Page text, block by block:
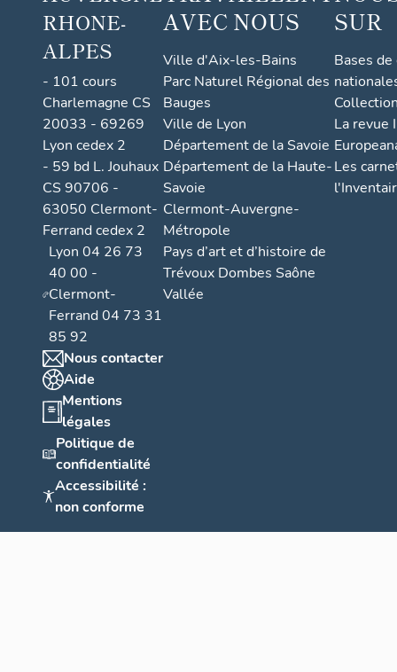
RHONE-
ALPES
- 101 cours
Charlemagne CS
20033 - 69269
Lyon cedex 2
- 59 bd L. Jouhaux
CS 90706 -
63050 Clermont-
Ferrand cedex 2
Lyon 04 26 73
40 00 -
Clermont-
Ferrand 04 73 31
85 92
Nous contacter
Aide
Mentions
légales
Politique de
confidentialité
Accessibilité :
non conforme
AVEC NOUS
Ville d'Aix-les-Bains
Parc Naturel Régional des
Bauges
Ville de Lyon
Département de la Savoie
Département de la Haute-
Savoie
Clermont-Auvergne-
Métropole
Pays d’art et d’histoire de
Trévoux Dombes Saône
Vallée
SUR
Bases
La revue
Les